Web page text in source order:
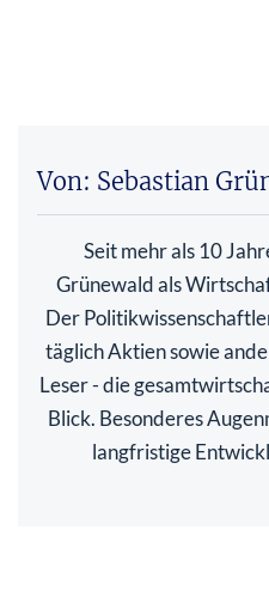
Von: Sebastian
Seit mehr als 10
Grünewald als
Der
täglich Aktien sowie
Leser - die
Blick. Besonderes
langfristige